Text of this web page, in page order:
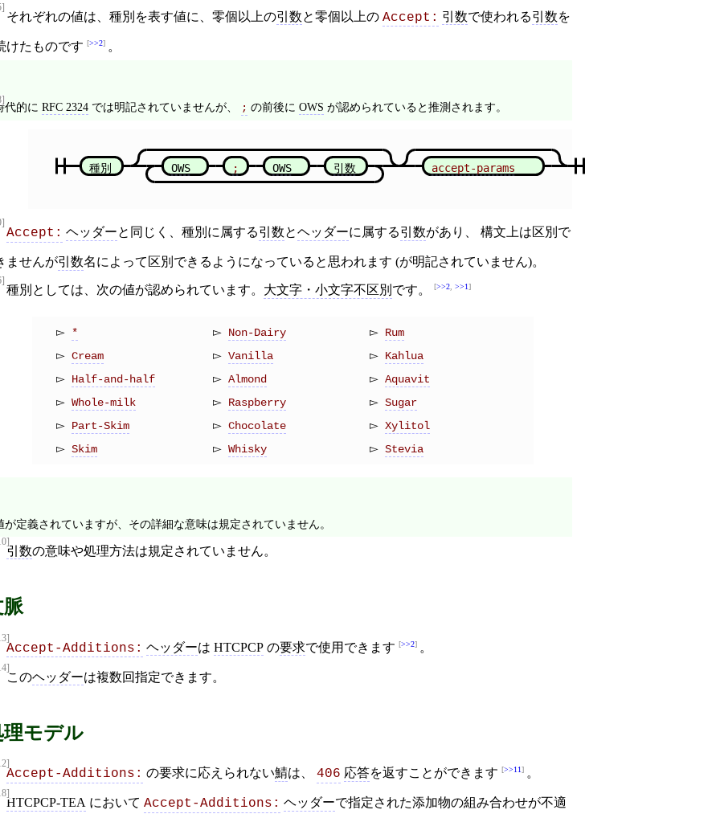
それぞれの値は、種別を表す値に、零個以上の引数と零個以上の Accept: 引数で使われる引数を
けたものです >>2 。
代的に RFC 2324 では明記されていませんが、 ; の前後に OWS が認められていると推測されます。
種別 OWS ; OWS 引数 accept-params
Accept: ヘッダーと同じく、種別に属する引数とヘッダーに属する引数があり、 構文上は区別で
ませんが引数名によって区別できるようになっていると思われます (が明記されていません)。
種別としては、次の値が認められています。 大文字・小文字不区別 です。 >>2, >>1
*
Cream
Half-and-half
Whole-milk
Part-Skim
Skim
Non-Dairy
Vanilla
Almond
Raspberry
Chocolate
Whisky
Rum
Kahlua
Aquavit
Sugar
Xylitol
Stevia
が定義されていますが、その詳細な意味は規定されていません。
引数の意味や処理方法は規定されていません。
Accept-Additions: ヘッダーは HTCPCP の要求で使用できます >>2 。
このヘッダーは複数回指定できます。
理モデル
Accept-Additions: の要求に応えられない鯖は、 406 応答を返すことができます >>11 。
HTCPCP-TEA において Accept-Additions: ヘッダーで指定された添加物の組み合わせが不適